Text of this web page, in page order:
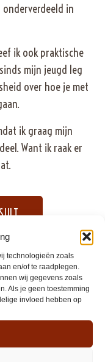
technologieën zoals
en/of te raadplegen.
wij gegevens zoals
Als je geen toestemming
invloed hebben op
onderverdeeld in
ik ook praktische
mijn jeugd leg
over hoe je met
ik graag mijn
Want ik raak er